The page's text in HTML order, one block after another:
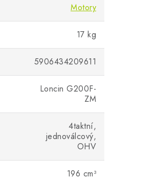
Motory
17 kg
5906434209611
Loncin G200F-
ZM
4taktní,
jednoválcový,
OHV
196 cm³